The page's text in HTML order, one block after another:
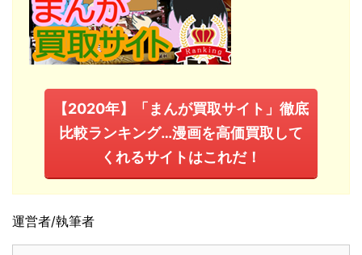
【2020年】「まんが買取サイト」徹底
比較ランキング…漫画を高価買取して
くれるサイトはこれだ！
運営者/執筆者